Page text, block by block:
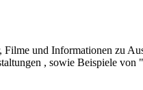
und Informationen zu
, sowie Beispiele von